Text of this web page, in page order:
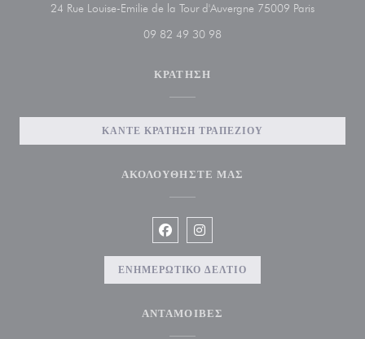
24 Rue Louise-Emilie de la Tour d'Auvergne 75009 Paris((ανοίγει
09 82 49 30 98
ΚΡΆΤΗΣΗ
ΚΆΝΤΕ ΚΡΆΤΗΣΗ ΤΡΑΠΕΖΙΟΎ
ΑΚΟΛΟΥΘΉΣΤΕ ΜΑΣ
Facebook ((ανοίγει σε νέο
Instagram ((ανοίγει σε νέο
ΕΝΗΜΕΡΩΤΙΚΌ ΔΕΛΤΊΟ
ΑΝΤΑΜΟΙΒΈΣ